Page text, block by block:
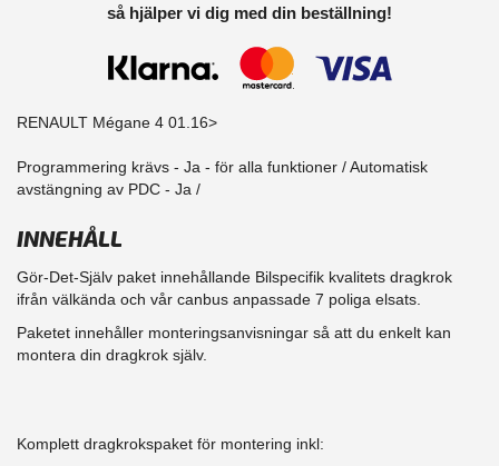
så hjälper vi dig med din beställning!
RENAULT Mégane 4 01.16>
Programmering krävs - Ja - för alla funktioner / Automatisk
avstängning av PDC - Ja /
INNEHÅLL
Gör-Det-Själv paket innehållande Bilspecifik kvalitets dragkrok
ifrån välkända och vår canbus anpassade 7 poliga elsats.
Paketet innehåller monteringsanvisningar så att du enkelt kan
montera din dragkrok själv.
Komplett dragkrokspaket för montering inkl: